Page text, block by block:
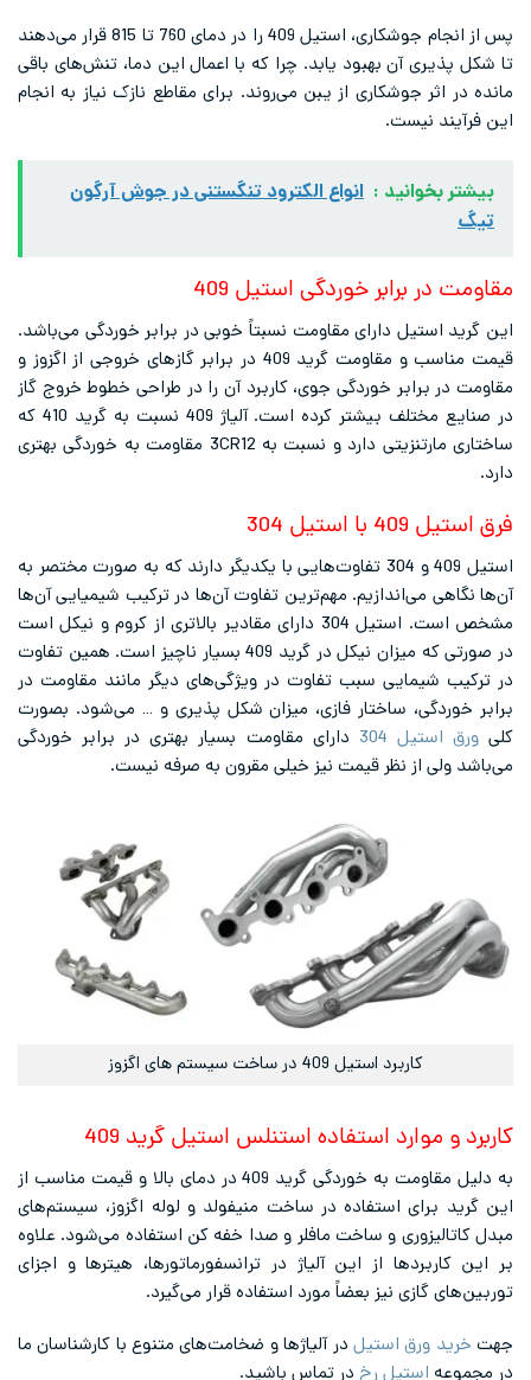
پس از انجام جوشکاری، استیل 409 را در دمای 760 تا 815 قرار می‌دهند
پذیری آن بهبود یابد. چرا که با اعمال این دما، تنش‌های باقی
اثر جوشکاری از یبن می‌روند. برای مقاطع نازک نیاز به انجام
نیست.
بخوانید : انواع الکترود تنگستنی در جوش آرگون
در برابر خوردگی استیل 409
استیل دارای مقاومت نسبتاً خوبی در برابر خوردگی می‌باشد.
قیمت مناسب و مقاومت گرید 409 در برابر گازهای خروجی از اگزوز و
در برابر خوردگی جوی، کاربرد آن را در طراحی خطوط خروج گاز
در صنایع مختلف بیشتر کرده است. آلیاژ 409 نسبت به گرید 410 که
ساختاری مارتنزیتی دارد و نسبت به 3CR12 مقاومت به خوردگی بهتری
با استیل 304
استیل 409 و 304 تفاوت‌هایی با یکدیگر دارند که به صورت مختصر به
می‌اندازیم. مهم‌ترین تفاوت آن‌ها در ترکیب شیمیایی آن‌ها
مشخص است. استیل 304 دارای مقادیر بالاتری از کروم و نیکل است
در صورتی که میزان نیکل در گرید 409 بسیار ناچیز است. همین تفاوت
شیمایی سبب تفاوت در ویژگی‌های دیگر مانند مقاومت در
خوردگی، ساختار فازی، میزان شکل پذیری و … می‌شود. بصورت
استیل 304
دارای مقاومت بسیار بهتری در برابر خوردگی
ولی از نظر قیمت نیز خیلی مقرون به صرفه نیست.
کاربرد استیل 409 در ساخت سیستم های اگزوز
و موارد استفاده استنلس استیل گرید 409
به دلیل مقاومت به خوردگی گرید 409 در دمای بالا و قیمت مناسب از
برای استفاده در ساخت منیفولد و لوله اگزوز، سیستم‌های
و ساخت مافلر و صدا خفه کن استفاده می‌شود. علاوه
کاربردها از این آلیاژ در ترانسفورماتورها، هیترها و اجزای
گازی نیز بعضاً مورد استفاده قرار می‌گیرد.
خرید ورق استیلدر آلیاژها و ضخامت‌های متنوع با کارشناسان ما
استیل رخدر تماس باشید.